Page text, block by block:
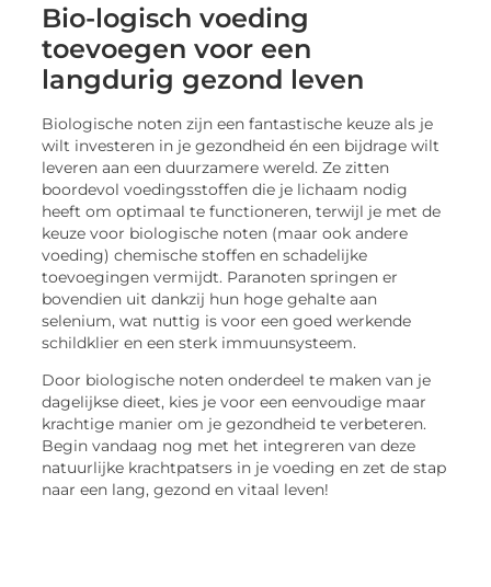
Bio-logisch voeding
toevoegen voor een
langdurig gezond leven
Biologische noten zijn een fantastische keuze als je
wilt investeren in je gezondheid én een bijdrage wilt
leveren aan een duurzamere wereld. Ze zitten
boordevol voedingsstoffen die je lichaam nodig
heeft om optimaal te functioneren, terwijl je met de
keuze voor biologische noten (maar ook andere
voeding) chemische stoffen en schadelijke
toevoegingen vermijdt. Paranoten springen er
bovendien uit dankzij hun hoge gehalte aan
selenium, wat nuttig is voor een goed werkende
schildklier en een sterk immuunsysteem.
Door biologische noten onderdeel te maken van je
dagelijkse dieet, kies je voor een eenvoudige maar
krachtige manier om je gezondheid te verbeteren.
Begin vandaag nog met het integreren van deze
natuurlijke krachtpatsers in je voeding en zet de stap
naar een lang, gezond en vitaal leven!